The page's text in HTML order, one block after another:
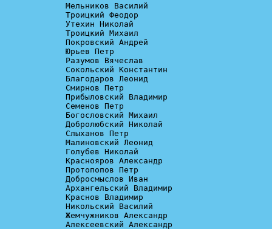
Мельников Василий
Троицкий Феодор
Утехин Николай
Троицкий Михаил
Покровский Андрей
Юрьев Петр
Разумов Вячеслав
Сокольский Константин
Благодаров Леонид
Смирнов Петр
Прибыловский Владимир
Семенов Петр
Богословский Михаил
Добролюбский Николай
Слыханов Петр
Малиновский Леонид
Голубев Николай
Краснояров Александр
Протопопов Петр
Добросмыслов Иван
Архангельский Владимир
Краснов Владимир
Никольский Василий
Жемчужников Александр
Алексеевский Александр